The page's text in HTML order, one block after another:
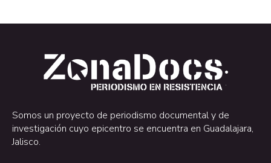
.
.
Somos un proyecto de periodismo documental y de
investigación cuyo epicentro se encuentra en Guadalajara,
Jalisco.